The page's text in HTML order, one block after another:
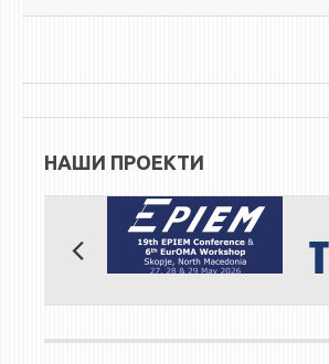
НАШИ ПРОЕКТИ